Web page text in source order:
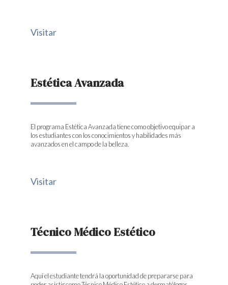
Visitar
Estética Avanzada
El programa Estética Avanzada tiene como objetivo equipar a
los estudiantes con los conocimientos y habilidades más
avanzados en el campo de la belleza.
Visitar
Técnico Médico Estético
Aquí el estudiante tendrá la oportunidad de prepararse para